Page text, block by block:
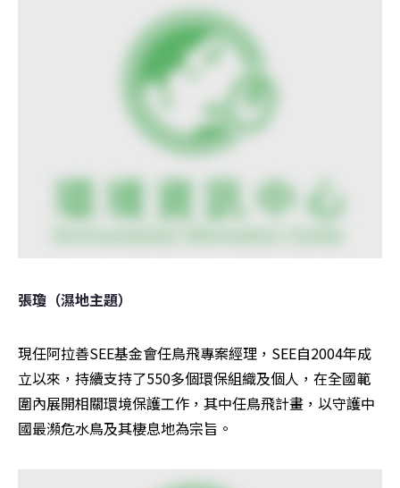
張瓊（濕地主題）
現任阿拉善SEE基金會任鳥飛專案經理，SEE自2004年成
立以來，持續支持了550多個環保組織及個人，在全國範
圍內展開相關環境保護工作，其中任鳥飛計畫，以守護中
國最瀕危水鳥及其棲息地為宗旨。